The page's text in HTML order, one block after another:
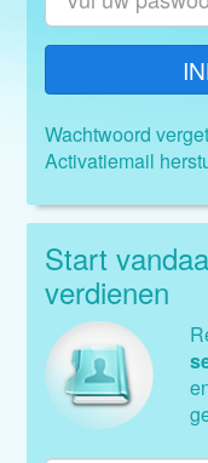
Wachtwoord
Activatiemail
Start
verdienen